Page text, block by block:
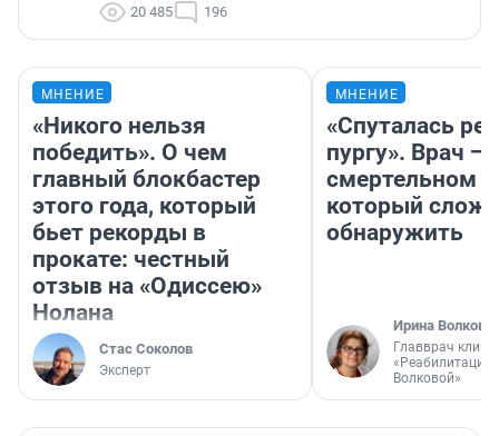
20 485 196
МНЕНИЕ
«Никого нельзя
победить». О чем
главный блокбастер
этого года, который
бьет рекорды в
прокате: честный
отзыв на «Одиссею»
Нолана
Стас Соколов
Эксперт
МНЕНИЕ
«Спуталась
пургу». Врач —
смертельном
который
обнаружить
Ирина Волкова
Главврач
«Реабилитация
Волковой»